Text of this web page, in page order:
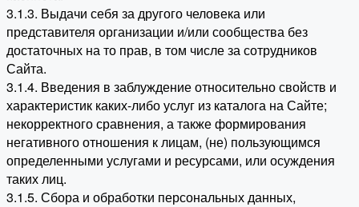
3.1.3. Выдачи себя за другого человека или
представителя организации и/или сообщества без
достаточных на то прав, в том числе за сотрудников
Сайта.
3.1.4. Введения в заблуждение относительно свойств и
характеристик каких-либо услуг из каталога на Сайте;
некорректного сравнения, а также формирования
негативного отношения к лицам, (не) пользующимся
определенными услугами и ресурсами, или осуждения
таких лиц.
3.1.5. Сбора и обработки персональных данных,